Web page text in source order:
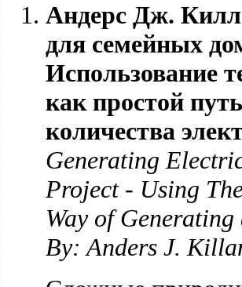
Андерс Дж.
для семейных
Использование
как простой
количества
Generating
Project - Using
Way of
By: Anders J.